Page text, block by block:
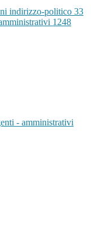
indirizzo-politico 33
1248
- amministrativi